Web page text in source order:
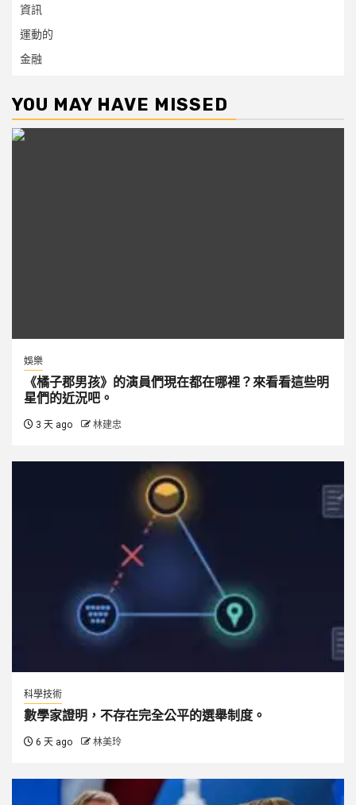
資訊
運動的
金融
YOU MAY HAVE MISSED
娛樂
《橘子郡男孩》的演員們現在都在哪裡？來看看這些明
星們的近況吧。
3 天 ago 林建忠
科學技術
數學家證明，不存在完全公平的選舉制度。
6 天 ago 林美玲